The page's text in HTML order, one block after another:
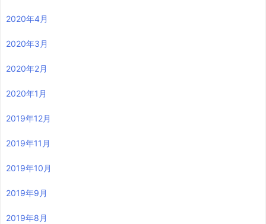
2020年4月
2020年3月
2020年2月
2020年1月
2019年12月
2019年11月
2019年10月
2019年9月
2019年8月